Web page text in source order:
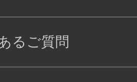
るご質問